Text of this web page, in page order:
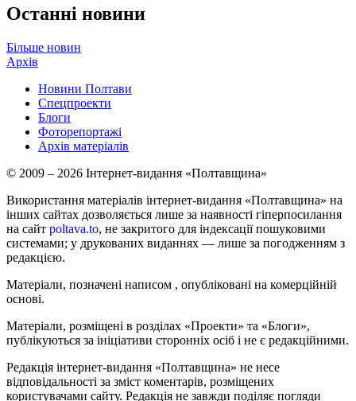
Останні новини
Більше новин
Архів
Новини Полтави
Спецпроекти
Блоги
Фоторепортажі
Архів матеріалів
© 2009 – 2026 Інтернет-видання «Полтавщина»
Використання матеріалів інтернет-видання «Полтавщина» на
інших сайтах дозволяється лише за наявності гіперпосилання
на сайт poltava.to, не закритого для індексації пошуковими
системами; у друкованих виданнях — лише за погодженням з
редакцією.
Матеріали, позначені написом , опубліковані на комерційній
основі.
Матеріали, розміщені в розділах «Проекти» та «Блоги»,
публікуються за ініціативи сторонніх осіб і не є редакційними.
Редакція інтернет-видання «Полтавщина» не несе
відповідальності за зміст коментарів, розміщених
користувачами сайту. Редакція не завжди поділяє погляди